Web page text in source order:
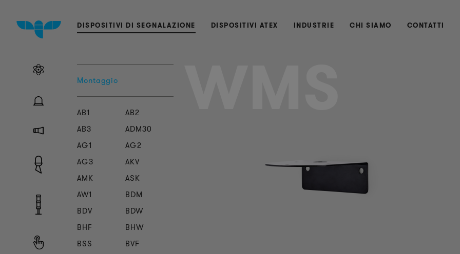
DISPOSITIVI DI SEGNALAZIONE DISPOSITIVI ATEX INDUSTRIE CHI SIAMO CONTATTI
Montaggio
AB1
AB2
AB3
ADM30
AG1
AG2
AG3
AKV
AMK
ASK
AW1
BDM
BDV
BDW
BHF
BHW
BSS
BVF